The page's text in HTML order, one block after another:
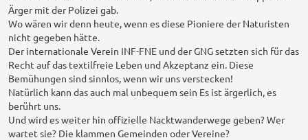
Ärger mit der Polizei gab.
Wo wären wir denn heute, wenn es diese Pioniere der Naturisten
nicht gegeben hätte.
Der internationale Verein INF-FNE und der GNG setzten sich für das
Recht auf das textilfreie Leben und Akzeptanz ein. Diese
Bemühungen sind sinnlos, wenn wir uns verstecken!
Natürlich kann das auch mal unbequem sein Es ist ärgerlich, es
berührt uns.
Und wird es weiter hin offizielle Nacktwanderwege geben? Wer
wartet sie? Die klammen Gemeinden oder Vereine?